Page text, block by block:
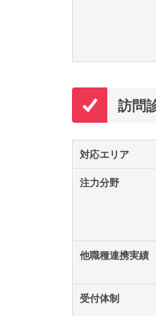
訪問
対応エリア
注力分野
他職種連携実績
受付体制